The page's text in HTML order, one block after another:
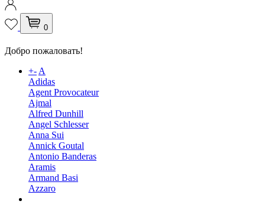
0
Добро пожаловать!
+-A
Adidas
Agent Provocateur
Ajmal
Alfred Dunhill
Angel Schlesser
Anna Sui
Annick Goutal
Antonio Banderas
Aramis
Armand Basi
Azzaro